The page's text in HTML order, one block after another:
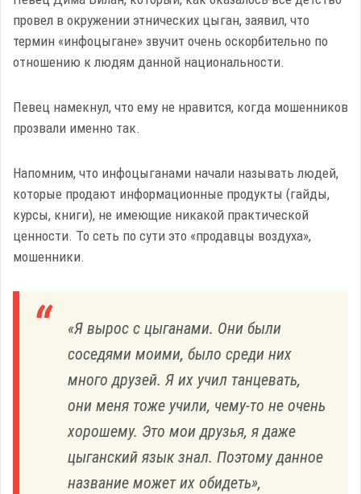
провел в окружении этнических цыган, заявил, что
термин «инфоцыгане» звучит очень оскорбительно по
отношению к людям данной национальности.
Певец намекнул, что ему не нравится, когда мошенников
прозвали именно так.
Напомним, что инфоцыганами начали называть людей,
которые продают информационные продукты (гайды,
курсы, книги), не имеющие никакой практической
ценности. То сеть по сути это «продавцы воздуха»,
мошенники.
«Я вырос с цыганами. Они были
соседями моими, было среди них
много друзей. Я их учил танцевать,
они меня тоже учили, чему-то не очень
хорошему. Это мои друзья, я даже
цыганский язык знал. Поэтому данное
название может их обидеть»,